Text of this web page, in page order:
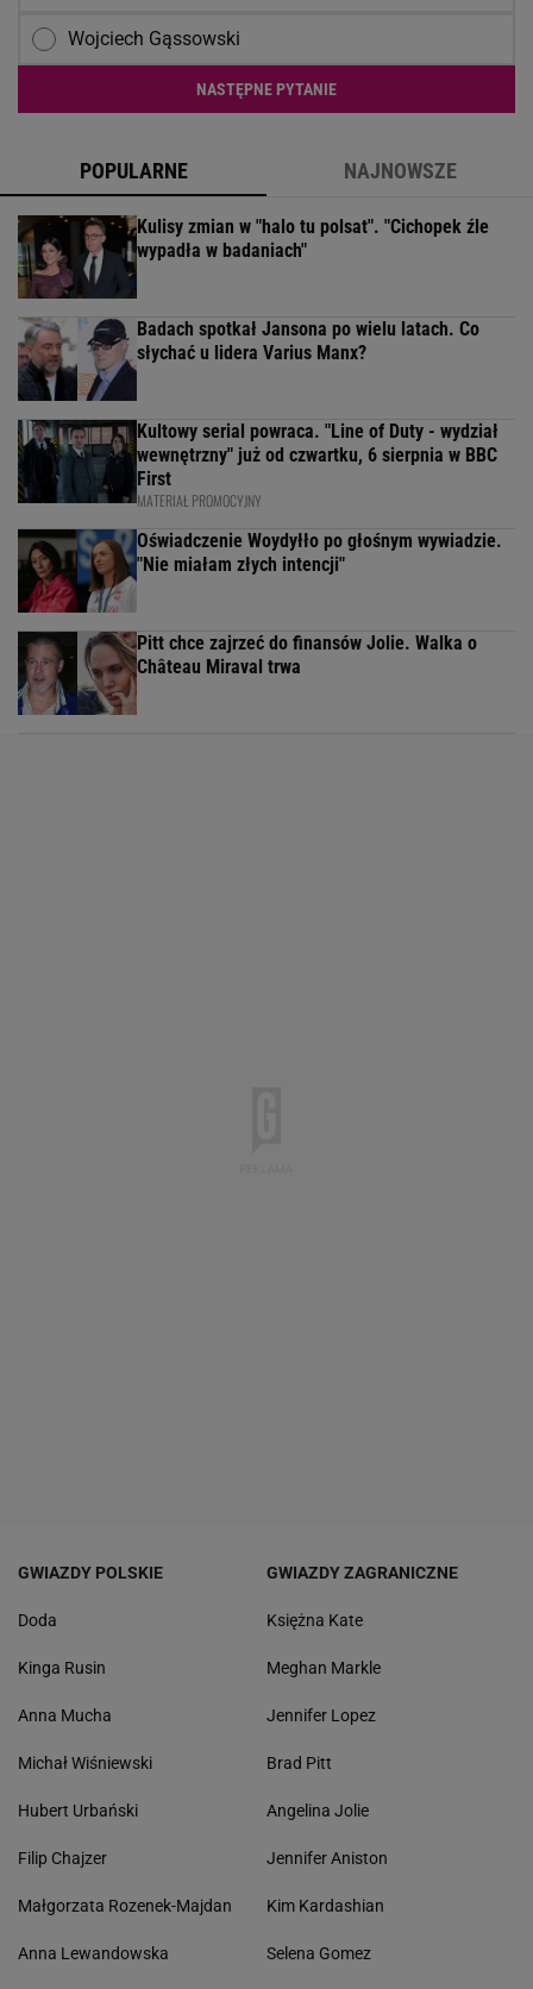
Wojciech Gąssowski
NASTĘPNE PYTANIE
POPULARNE NAJNOWSZE
Kulisy zmian w "halo tu polsat". "Cichopek źle
wypadła w badaniach"
Badach spotkał Jansona po wielu latach. Co
słychać u lidera Varius Manx?
Kultowy serial powraca. "Line of Duty - wydział
wewnętrzny" już od czwartku, 6 sierpnia w BBC
First
MATERIAŁ PROMOCYJNY
Oświadczenie Woydyłło po głośnym wywiadzie.
"Nie miałam złych intencji"
Pitt chce zajrzeć do finansów Jolie. Walka o
Château Miraval trwa
GWIAZDY POLSKIE
Doda
Kinga Rusin
Anna Mucha
Michał Wiśniewski
Hubert Urbański
Filip Chajzer
Małgorzata Rozenek-Majdan
Anna Lewandowska
GWIAZDY ZAGRANICZNE
Księżna Kate
Meghan Markle
Jennifer Lopez
Brad Pitt
Angelina Jolie
Jennifer Aniston
Kim Kardashian
Selena Gomez